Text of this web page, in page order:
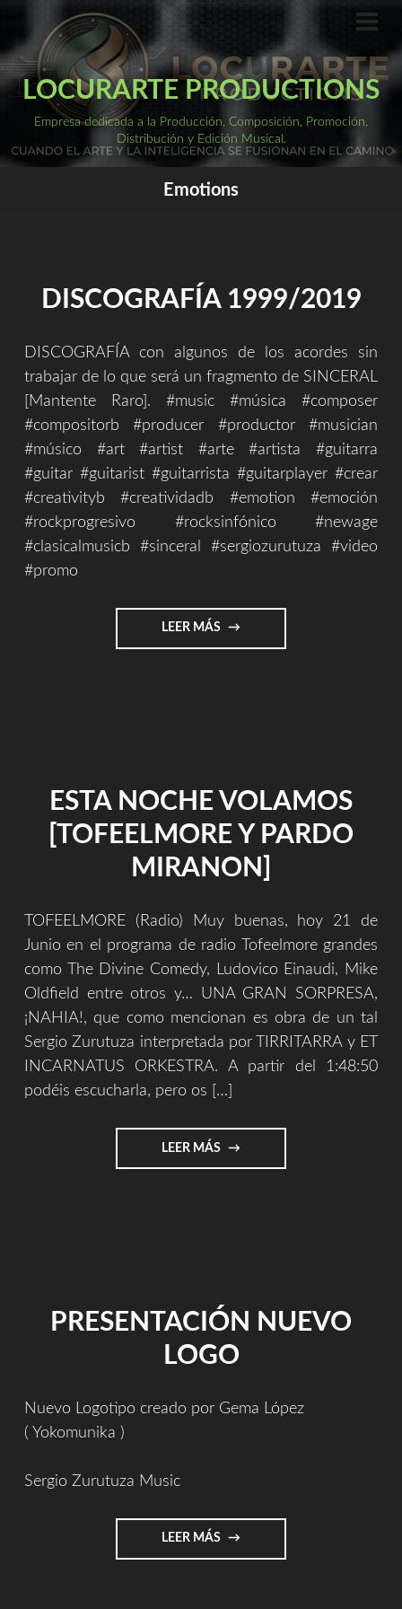
contenido
LOCURARTE PRODUCTIONS
Empresa dedicada a la Producción, Composición, Promoción,
Distribución y Edición Musical.
Emotions
DISCOGRAFÍA 1999/2019
DISCOGRAFÍA con algunos de los acordes sin
trabajar de lo que será un fragmento de SINCERAL
[Mantente Raro]. #music #música #composer
#compositorb #producer #productor #musician
#músico #art #artist #arte #artista #guitarra
#guitar #guitarist #guitarrista #guitarplayer #crear
#creativityb #creatividadb #emotion #emoción
#rockprogresivo #rocksinfónico #newage
#clasicalmusicb #sinceral #sergiozurutuza #video
#promo
LEER MÁS "DISCOGRAFÍA
1999/2019"
ESTA NOCHE VOLAMOS
[TOFEELMORE Y PARDO
MIRANON]
TOFEELMORE (Radio) Muy buenas, hoy 21 de
Junio en el programa de radio Tofeelmore grandes
como The Divine Comedy, Ludovico Einaudi, Mike
Oldfield entre otros y… UNA GRAN SORPRESA,
¡NAHIA!, que como mencionan es obra de un tal
Sergio Zurutuza interpretada por TIRRITARRA y ET
INCARNATUS ORKESTRA. A partir del 1:48:50
podéis escucharla, pero os […]
LEER MÁS "ESTA
NOCHE
PRESENTACIÓN NUEVO
LOGO
Nuevo Logotipo creado por Gema López
( Yokomunika )
Sergio Zurutuza Music
LEER MÁS "PRESENTACIÓN
NUEVO